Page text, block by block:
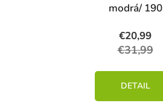
modrá/ 190
€20,99
€31,99
DETAIL